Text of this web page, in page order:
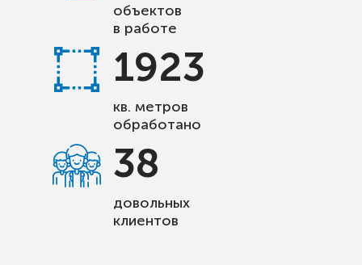
объектов
в работе
1923
кв. метров
обработано
38
довольных
клиентов